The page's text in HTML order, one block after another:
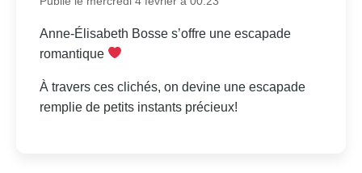
Anne-Élisabeth Bosse s’offre une escapade
romantique
À travers ces clichés, on devine une escapade
remplie de petits instants précieux!